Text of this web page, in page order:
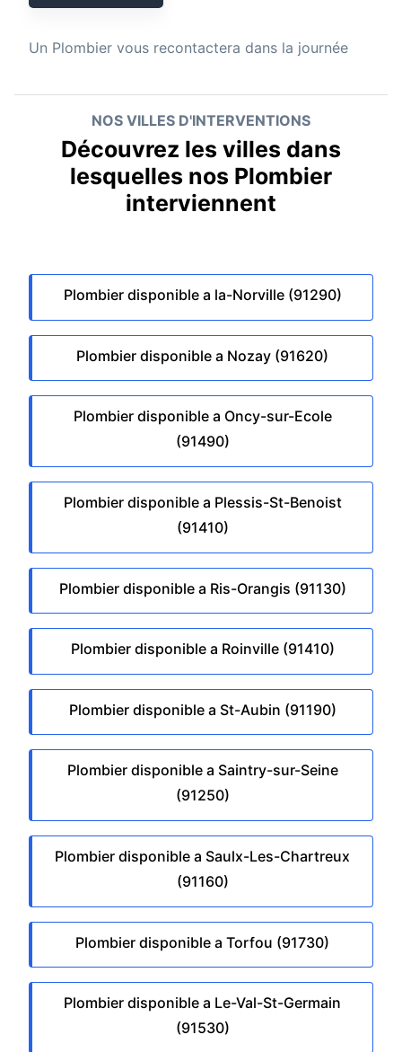
Un Plombier vous recontactera dans la journée
NOS VILLES D'INTERVENTIONS
Découvrez les villes dans
lesquelles nos Plombier
interviennent
Plombier disponible a la-Norville (91290)
Plombier disponible a Nozay (91620)
Plombier disponible a Oncy-sur-Ecole
(91490)
Plombier disponible a Plessis-St-Benoist
(91410)
Plombier disponible a Ris-Orangis (91130)
Plombier disponible a Roinville (91410)
Plombier disponible a St-Aubin (91190)
Plombier disponible a Saintry-sur-Seine
(91250)
Plombier disponible a Saulx-Les-Chartreux
(91160)
Plombier disponible a Torfou (91730)
Plombier disponible a Le-Val-St-Germain
(91530)